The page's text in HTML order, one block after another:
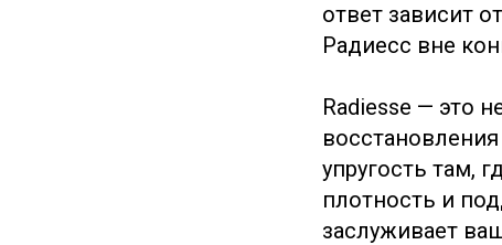
ответ зависит
Радиесс вне
Radiesse — это
упругость там,
плотность и
заслуживает